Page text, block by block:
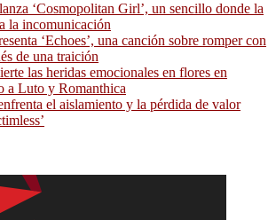
‘Cosmopolitan Girl’, un sencillo donde la
la incomunicación
‘Echoes’, una canción sobre romper con
de una traición
las heridas emocionales en flores en
a Luto y Romanthica
el aislamiento y la pérdida de valor